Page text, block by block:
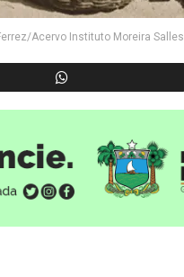
Acervo Instituto Moreira Salles